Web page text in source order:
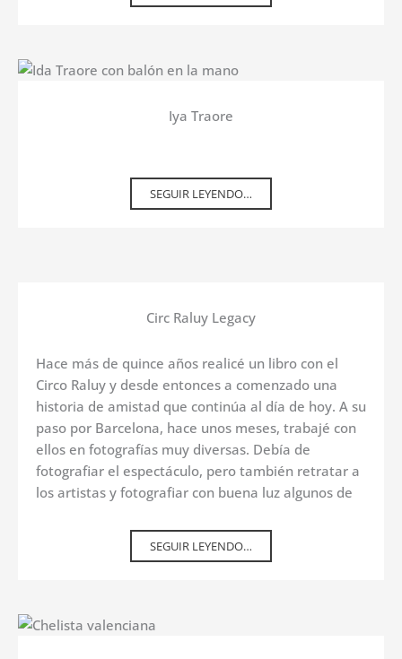
Iya Traore
SEGUIR LEYENDO…
Circ Raluy Legacy
Hace más de quince años realicé un libro con el
Circo Raluy y desde entonces a comenzado una
historia de amistad que continúa al día de hoy. A su
paso por Barcelona, hace unos meses, trabajé con
ellos en fotografías muy diversas. Debía de
fotografiar el espectáculo, pero también retratar a
los artistas y fotografiar con buena luz algunos de
SEGUIR LEYENDO…